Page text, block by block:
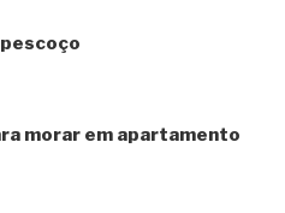
morar em apartamento